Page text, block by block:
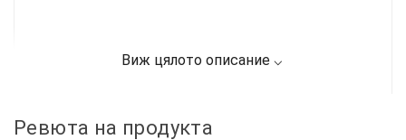
Ревюта на продукта